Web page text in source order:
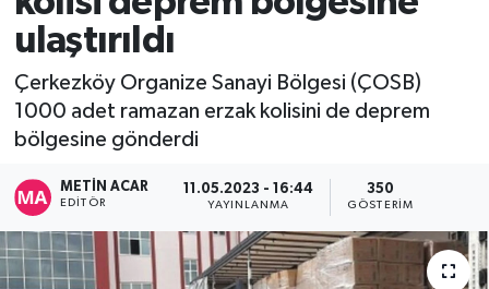
ulaştırıldı
Çerkezköy Organize Sanayi Bölgesi (ÇOSB)
1000 adet ramazan erzak kolisini de deprem
bölgesine gönderdi
METIN ACAR
EDITÖR
11.05.2023 - 16:44
YAYINLANMA
350
GÖSTERIM
Tüm Manşetler
Son Dakika Haberleri